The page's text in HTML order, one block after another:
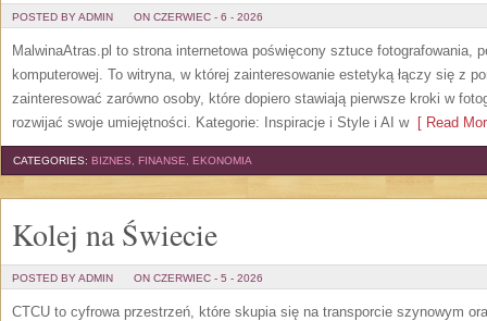
POSTED BY ADMIN ON CZERWIEC - 6 - 2026
MalwinaAtras.pl to strona internetowa poświęcony sztuce fotografowania,
komputerowej. To witryna, w której zainteresowanie estetyką łączy się z
zainteresować zarówno osoby, które dopiero stawiają pierwsze kroki w
rozwijać swoje umiejętności. Kategorie: Inspiracje i Style i AI w[ Read
CATEGORIES: BIZNES, FINANSE, EKONOMIA
Kolej na Świecie
POSTED BY ADMIN ON CZERWIEC - 5 - 2026
CTCU to cyfrowa przestrzeń, które skupia się na transporcie szynowym